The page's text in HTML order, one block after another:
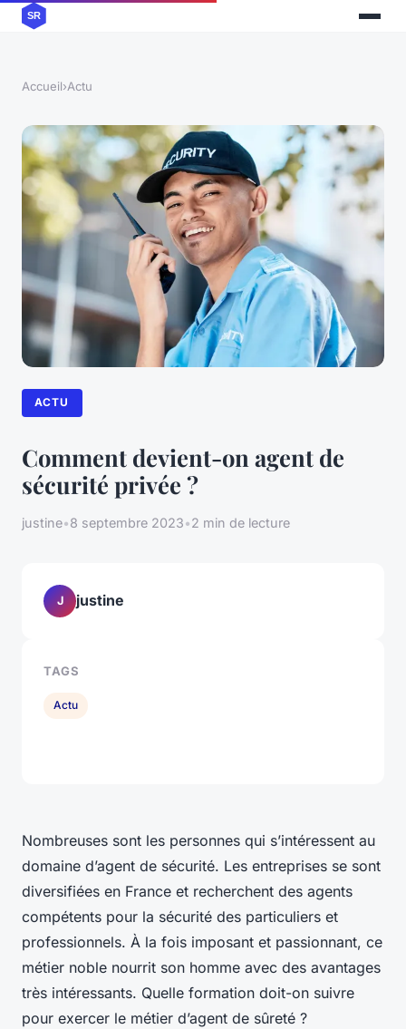
Accueil›Actu
ACTU
Comment devient-on agent de
sécurité privée ?
justine•8 septembre 2023•2 min de lecture
Nombreuses sont les personnes qui s’intéressent au
domaine d’agent de sécurité. Les entreprises se sont
diversifiées en France et recherchent des agents
compétents pour la sécurité des particuliers et
professionnels. À la fois imposant et passionnant, ce
métier noble nourrit son homme avec des avantages
très intéressants. Quelle formation doit-on suivre
pour exercer le métier d’agent de sûreté ?
J justine
TAGS
Actu